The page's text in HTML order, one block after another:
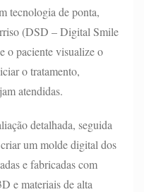
tecnologia de ponta,
(DSD – Digital Smile
o paciente visualize o
o tratamento,
atendidas.
detalhada, seguida
um molde digital dos
e fabricadas com
e materiais de alta